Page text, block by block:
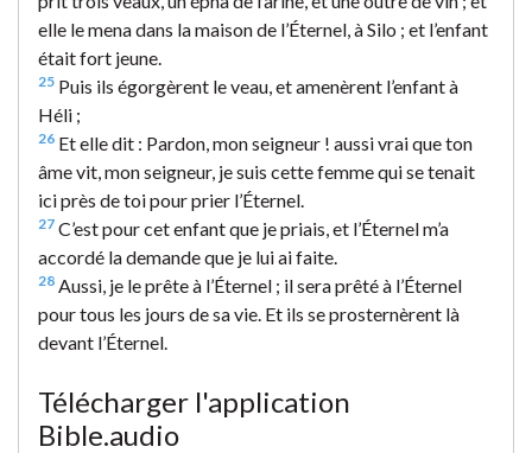
elle le mena dans la maison de l’Éternel, à Silo ; et l’enfant
était fort jeune.
25 Puis ils égorgèrent le veau, et amenèrent l’enfant à
Héli ;
26 Et elle dit : Pardon, mon seigneur ! aussi vrai que ton
âme vit, mon seigneur, je suis cette femme qui se tenait
ici près de toi pour prier l’Éternel.
27 C’est pour cet enfant que je priais, et l’Éternel m’a
accordé la demande que je lui ai faite.
28 Aussi, je le prête à l’Éternel ; il sera prêté à l’Éternel
pour tous les jours de sa vie. Et ils se prosternèrent là
devant l’Éternel.
Télécharger l'application
Bible.audio